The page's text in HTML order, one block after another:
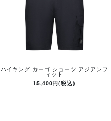
ハイキング カーゴ ショーツ アジアンフ
ィット
15,400円(税込)